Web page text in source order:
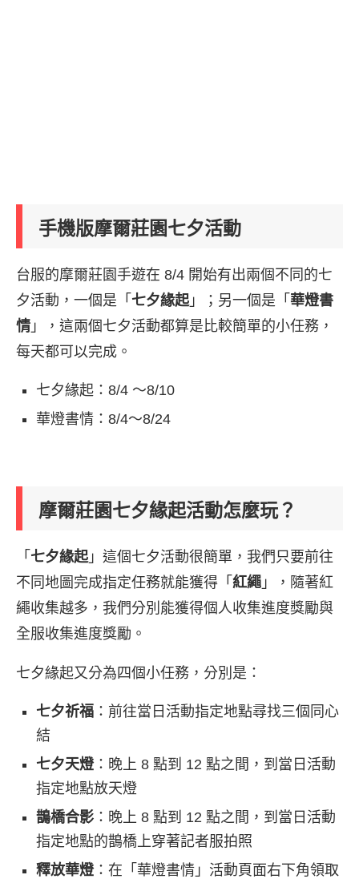
手機版摩爾莊園七夕活動
台服的摩爾莊園手遊在 8/4 開始有出兩個不同的七
夕活動，一個是「 七夕緣起 」；另一個是「 華燈書
情 」，這兩個七夕活動都算是比較簡單的小任務，
每天都可以完成。
七夕緣起：8/4 ～8/10
華燈書情：8/4～8/24
摩爾莊園七夕緣起活動怎麼玩？
「 七夕緣起 」這個七夕活動很簡單，我們只要前往
不同地圖完成指定任務就能獲得「 紅繩 」，隨著紅
繩收集越多，我們分別能獲得個人收集進度獎勵與
全服收集進度獎勵。
七夕緣起又分為四個小任務，分別是：
七夕祈福 ：前往當日活動指定地點尋找三個同心
結
七夕天燈：晚上 8 點到 12 點之間，到當日活動
指定地點放天燈
鵲橋合影 ：晚上 8 點到 12 點之間，到當日活動
指定地點的鵲橋上穿著記者服拍照
釋放華燈：在「華燈書情」活動頁面右下角領取